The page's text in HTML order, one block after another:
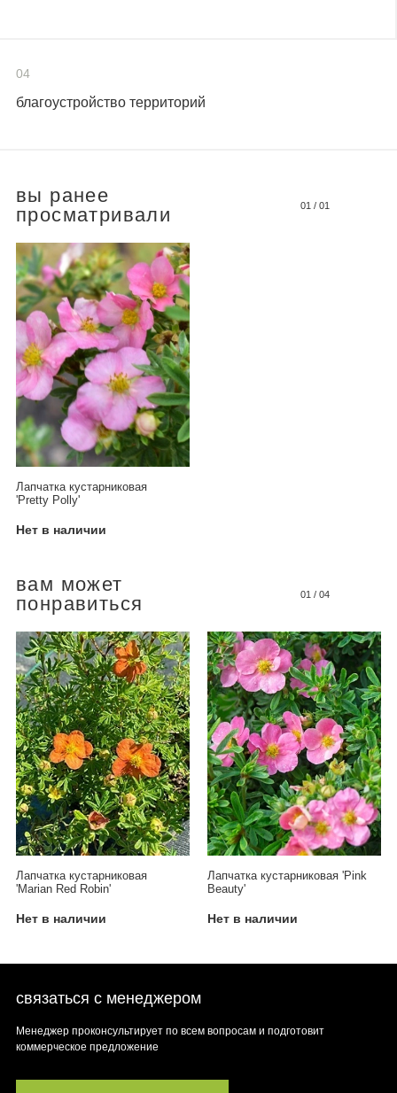
04
благоустройство территорий
вы ранее
просматривали
01 / 01
Лапчатка кустарниковая
'Pretty Polly'
Нет в наличии
вам может
понравиться
01 / 04
Лапчатка кустарниковая
'Marian Red Robin'
Нет в наличии
Лапчатка кустарниковая 'Pink
Beauty'
Нет в наличии
связаться с менеджером
Менеджер проконсультирует по всем вопросам и подготовит
коммерческое предложение